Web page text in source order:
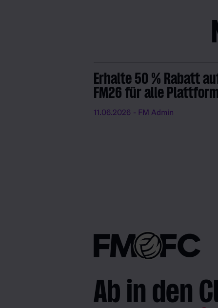
Erhalte 50 % Rabatt
FM26 für alle
11.06.2026 - FM Admin
Ab in den